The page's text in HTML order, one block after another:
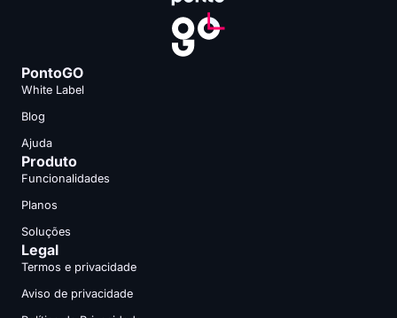
PontoGO
White Label
Blog
Ajuda
Produto
Funcionalidades
Planos
Soluções
Legal
Termos e privacidade
Aviso de privacidade